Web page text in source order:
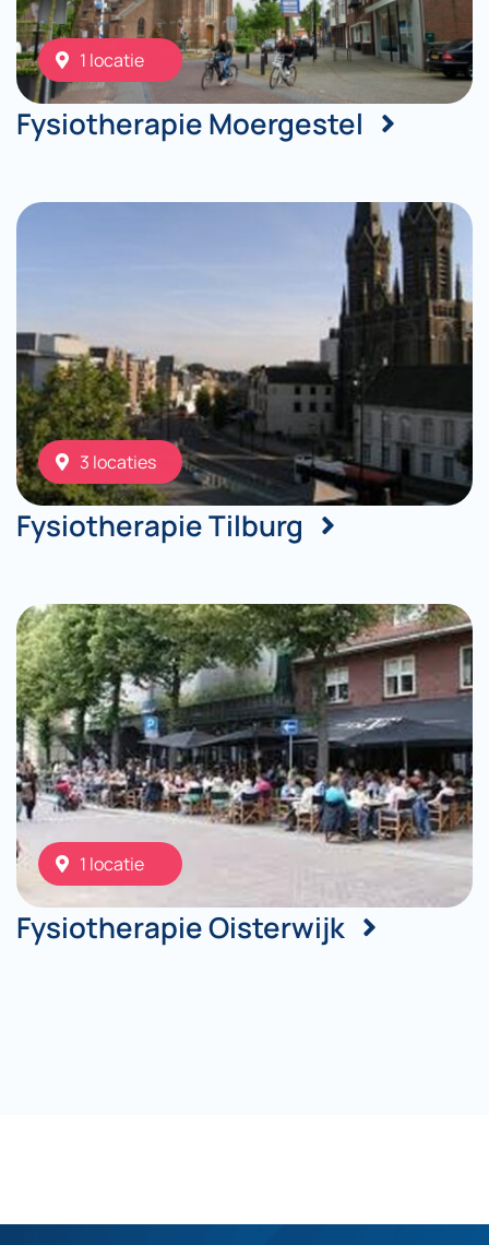
1 locatie
Fysiotherapie Moergestel
3 locaties
Fysiotherapie Tilburg
1 locatie
Fysiotherapie Oisterwijk